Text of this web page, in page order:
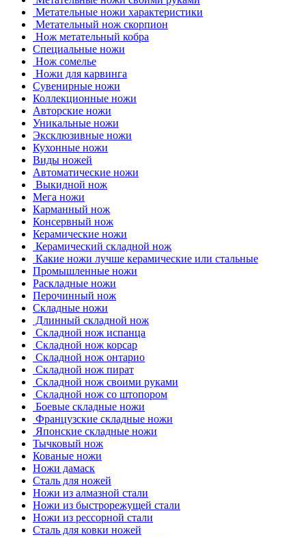
Метательные ножи характеристики
Метательный нож скорпион
Нож метательный кобра
Специальные ножи
Нож сомелье
Ножи для карвинга
Сувенирные ножи
Коллекционные ножи
Авторские ножи
Уникальные ножи
Эксклюзивные ножи
Кухонные ножи
Виды ножей
Автоматические ножи
Выкидной нож
Мега ножи
Карманный нож
Консервный нож
Керамические ножи
Керамический складной нож
Какие ножи лучше керамические или стальные
Промышленные ножи
Раскладные ножи
Перочинный нож
Складные ножи
Длинный складной нож
Складной нож испанца
Складной нож корсар
Складной нож онтарио
Складной нож пират
Складной нож своими руками
Складной нож со штопором
Боевые складные ножи
Французские складные ножи
Японские складные ножи
Тычковый нож
Кованые ножи
Ножи дамаск
Сталь для ножей
Ножи из алмазной стали
Ножи из быстрорежущей стали
Ножи из рессорной стали
Сталь для ковки ножей